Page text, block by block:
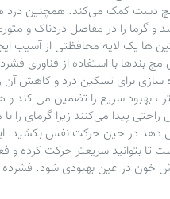
کمک می‌کند. همچنین درد
و گرما را در مفاصل دردناک و
ها یک لایه محافظتی از آسیب
مچ بندها با استفاده از فناوری
سازی برای تسکین درد و کاهش آن
بهبود سریع را تضمین می کند و
پیدا می‌کنند زیرا گرمای را با
دهد در حین حرکت نفس بکشید. این
بتوانید سریعتر حرکت کرده و
خون در عین بهبودی شود.